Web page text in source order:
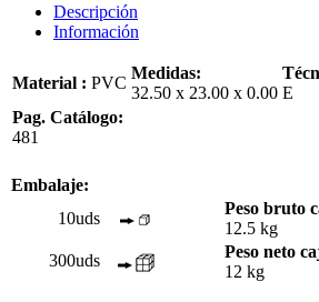
Descripción
Información
Material : PVC
Medidas:
32.50 x 23.00 x 0.00 E
Pag. Catálogo:
481
Embalaje:
10uds
Peso bruto
12.5 kg
300uds
Peso neto
12 kg